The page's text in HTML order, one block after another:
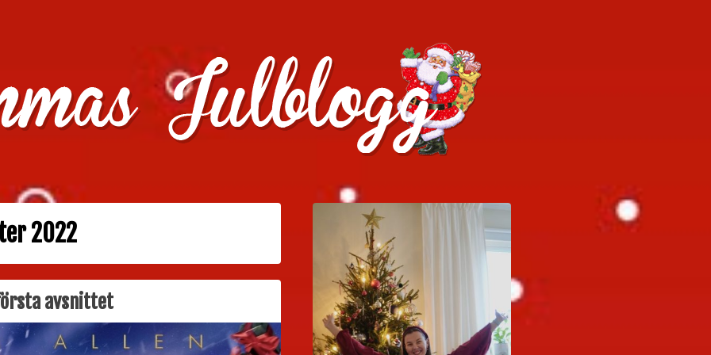
julklappstips, julkalendrar, adventskalendrar , julpyssel och julrecept!
2022
avsnittet